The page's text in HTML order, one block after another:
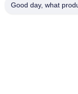
Good day, what